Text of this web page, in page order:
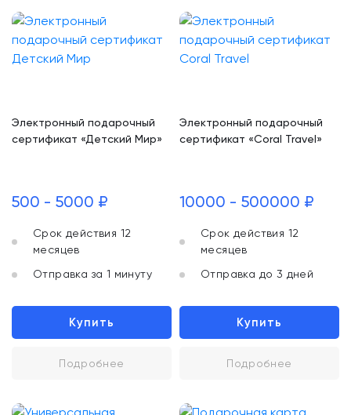
Электронный подарочный
сертификат «Детский Мир»
500 - 5000 ₽
Срок действия 12
месяцев
Отправка за 1 минуту
Купить
Подробнее
Электронный подарочный
сертификат «Coral Travel»
10000 - 500000 ₽
Срок действия 12
месяцев
Отправка до 3 дней
Купить
Подробнее